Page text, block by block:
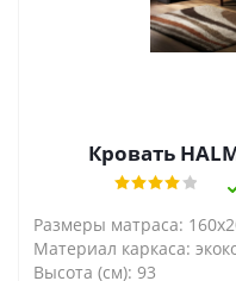
Кровать
Размеры матраса:
Материал каркаса:
Высота (см): 93